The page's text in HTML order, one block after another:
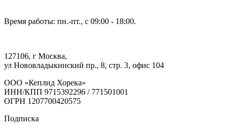
Время работы: пн.-пт., с 09:00 - 18:00.
127106, г Москва,
ул Нововладыкинский пр., 8, стр. 3, офис 104
ООО «Кеплид Хорека»
ИНН/КПП 9715392296 / 771501001
ОГРН 1207700420575
Подписка